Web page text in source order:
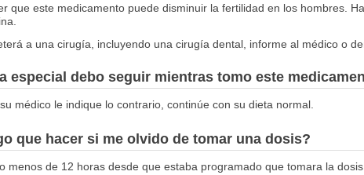
que este medicamento puede disminuir la fertilidad en los hombres.
a una cirugía, incluyendo una cirugía dental, informe al médico o
especial debo seguir mientras tomo este
médico le indique lo contrario, continúe con su dieta normal.
que hacer si me olvido de tomar una dosis?
menos de 12 horas desde que estaba programado que tomara la